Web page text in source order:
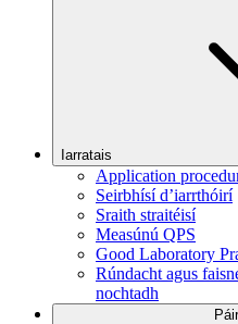
Iarratais
Application
Seirbhísí d’iarrthóirí
Sraith straitéisí
Measúnú QPS
Good Laboratory
Rúndacht agus
nochtadh